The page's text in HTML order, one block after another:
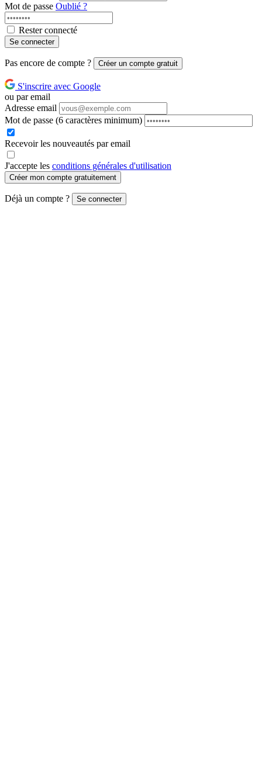
Mot de passe Oublié ?
Rester connecté
Se connecter
Pas encore de compte ? Créer un compte gratuit
S'inscrire avec Google
ou par email
Adresse email
Mot de passe (6 caractères minimum)
Recevoir les nouveautés par email
J'accepte les conditions générales d'utilisation
Créer mon compte gratuitement
Déjà un compte ? Se connecter